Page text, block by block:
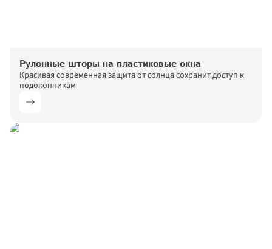
Рулонные шторы на пластиковые окна
Красивая современная защита от солнца сохранит доступ к
подоконникам